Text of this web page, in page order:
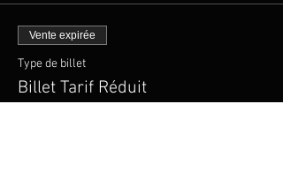
Vente expirée
Type de billet
Billet Tarif Réduit